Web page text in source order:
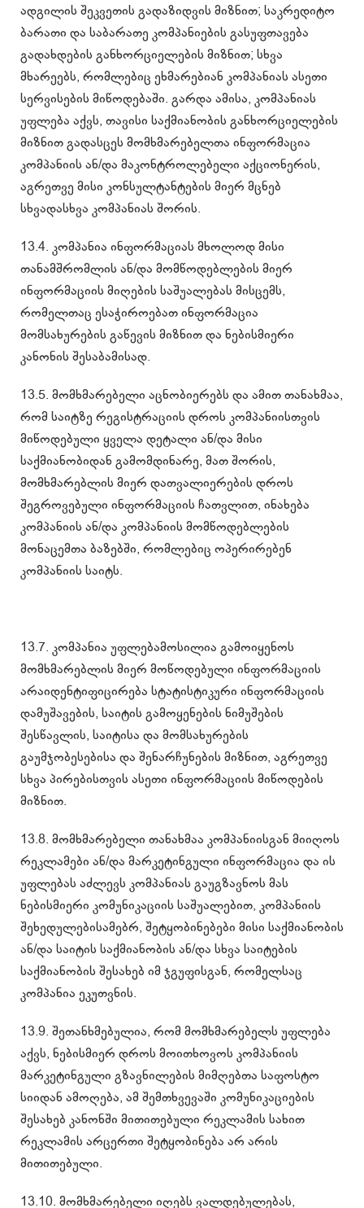
ადგილის შეკვეთის გადაზიდვის მიზნით; საკრედიტო
ბარათი და საბარათე კომპანიების გასუფთავება
გადახდების განხორციელების მიზნით; სხვა
მხარეებს, რომლებიც ეხმარებიან კომპანიას ასეთი
სერვისების მიწოდებაში. გარდა ამისა, კომპანიას
უფლება აქვს, თავისი საქმიანობის განხორციელების
მიზნით გადასცეს მომხმარებელთა ინფორმაცია
კომპანიის ან/და მაკონტროლებელი აქციონერის,
აგრეთვე მისი კონსულტანტების მიერ მცნებ
სხვადასხვა კომპანიას შორის.
13.4. კომპანია ინფორმაციას მხოლოდ მისი
თანამშრომლის ან/და მომწოდებლების მიერ
ინფორმაციის მიღების საშუალებას მისცემს,
რომელთაც ესაჭიროებათ ინფორმაცია
მომსახურების გაწევის მიზნით და ნებისმიერი
კანონის შესაბამისად.
13.5. მომხმარებელი აცნობიერებს და ამით თანახმაა,
რომ საიტზე რეგისტრაციის დროს კომპანიისთვის
მიწოდებული ყველა დეტალი ან/და მისი
საქმიანობიდან გამომდინარე, მათ შორის,
მომხმარებლის მიერ დათვალიერების დროს
შეგროვებული ინფორმაციის ჩათვლით, ინახება
კომპანიის ან/და კომპანიის მომწოდებლების
მონაცემთა ბაზებში, რომლებიც ოპერირებენ
კომპანიის საიტს.
13.7. კომპანია უფლებამოსილია გამოიყენოს
მომხმარებლის მიერ მოწოდებული ინფორმაციის
არაიდენტიფიცირება სტატისტიკური ინფორმაციის
დამუშავების, საიტის გამოყენების ნიმუშების
შესწავლის, საიტისა და მომსახურების
გაუმჯობესებისა და შენარჩუნების მიზნით, აგრეთვე
სხვა პირებისთვის ასეთი ინფორმაციის მიწოდების
მიზნით.
13.8. მომხმარებელი თანახმაა კომპანიისგან მიიღოს
რეკლამები ან/და მარკეტინგული ინფორმაცია და ის
უფლებას აძლევს კომპანიას გაუგზავნოს მას
ნებისმიერი კომუნიკაციის საშუალებით, კომპანიის
შეხედულებისამებრ, შეტყობინებები მისი საქმიანობის
ან/და საიტის საქმიანობის ან/და სხვა საიტების
საქმიანობის შესახებ იმ ჯგუფისგან, რომელსაც
კომპანია ეკუთვნის.
13.9. შეთანხმებულია, რომ მომხმარებელს უფლება
აქვს, ნებისმიერ დროს მოითხოვოს კომპანიის
მარკეტინგული გზავნილების მიმღებთა საფოსტო
სიიდან ამოღება, ამ შემთხვევაში კომუნიკაციების
შესახებ კანონში მითითებული რეკლამის სახით
რეკლამის არცერთი შეტყობინება არ არის
მითითებული.
13.10. მომხმარებელი იღებს ვალდებულებას,